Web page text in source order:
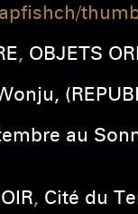
, OBJETS
au
, Cité du